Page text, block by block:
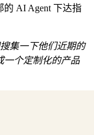
AI Agent 下达指
集一下他们近期的
一个定制化的产品